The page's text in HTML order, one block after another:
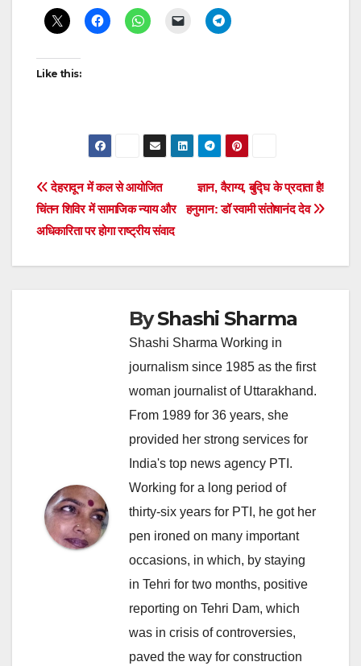
Like this:
Post
navigation
ज्ञान, वैराग्य, बुद्घि के प्रदाता है!
हनुमान: डॉ स्वामी संतोषानंद देव
देहरादून में कल से आयोजित
चिंतन शिविर में सामाजिक न्याय और
अधिकारिता पर होगा राष्ट्रीय संवाद
ByShashi Sharma
Shashi Sharma Working in
journalism since 1985 as the first
woman journalist of Uttarakhand.
From 1989 for 36 years, she
provided her strong services for
India's top news agency PTI.
Working for a long period of
thirty-six years for PTI, he got her
pen ironed on many important
occasions, in which, by staying
in Tehri for two months, positive
reporting on Tehri Dam, which
was in crisis of controversies,
paved the way for construction